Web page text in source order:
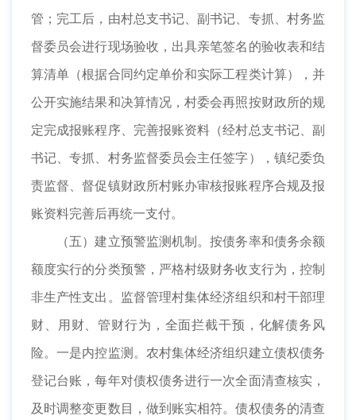
管；完工后，由村总支书记、副书记、专抓、村务监
督委员会进行现场验收，出具亲笔签名的验收表和结
算清单（根据合同约定单价和实际工程类计算），并
公开实施结果和决算情况，村委会再照按财政所的规
定完成报账程序、完善报账资料（经村总支书记、副
书记、专抓、村务监督委员会主任签字），镇纪委负
责监督、督促镇财政所村账办审核报账程序合规及报
账资料完善后再统一支付。
（五）建立预警监测机制。按债务率和债务余额
额度实行的分类预警，严格村级财务收支行为，控制
非生产性支出。监督管理村集体经济组织和村干部理
财、用财、管财行为，全面拦截干预，化解债务风
险。一是内控监测。农村集体经济组织建立债权债务
登记台账，每年对债权债务进行一次全面清查核实，
及时调整变更数目，做到账实相符。债权债务的清查